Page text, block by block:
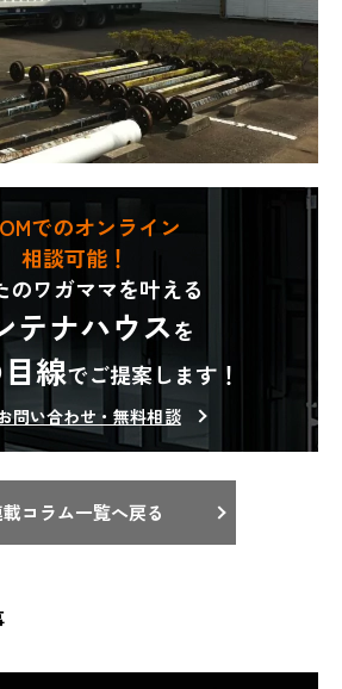
でのオンライン
相談可能！
のワガママを叶える
テナハウスを
線でご提案します！
問い合わせ・無料相談
コラム一覧へ戻る